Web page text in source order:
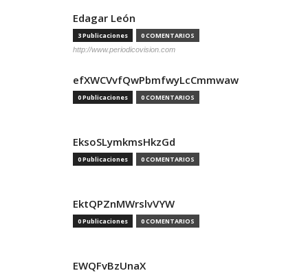
Edagar León
3 Publicaciones 0 COMENTARIOS
http://www.periodicovision.com
efXWCVvfQwPbmfwyLcCmmwaw
0 Publicaciones 0 COMENTARIOS
EksoSLymkmsHkzGd
0 Publicaciones 0 COMENTARIOS
EktQPZnMWrslvVYW
0 Publicaciones 0 COMENTARIOS
EWQFvBzUnaX